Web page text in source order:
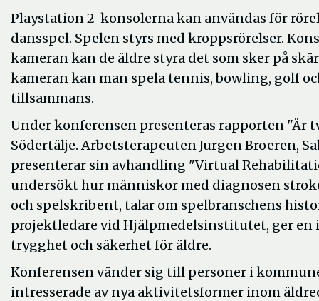
Playstation 2-konsolerna kan användas för
dansspel. Spelen styrs med kroppsrörelser.
kameran kan de äldre styra det som sker på
kameran kan man spela tennis, bowling, golf
tillsammans.
Under konferensen presenteras rapporten "Är
Södertälje. Arbetsterapeuten Jurgen Broeren,
presenterar sin avhandling "Virtual
undersökt hur människor med diagnosen
och spelskribent, talar om spelbranschens
projektledare vid Hjälpmedelsinstitutet, ger
trygghet och säkerhet för äldre.
Konferensen vänder sig till personer i
intresserade av nya aktivitetsformer inom